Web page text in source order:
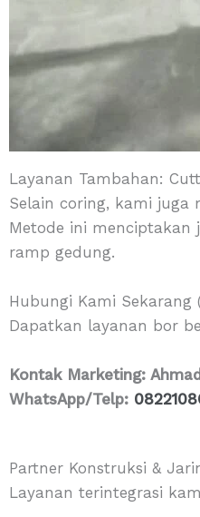
Layanan Tambahan:
Selain coring, kami juga
Metode ini
ramp gedung.
Hubungi Kami Sekarang
Dapatkan layanan bor
Kontak Marketing:
WhatsApp/Telp:
Partner Konstruksi &
Layanan terintegrasi